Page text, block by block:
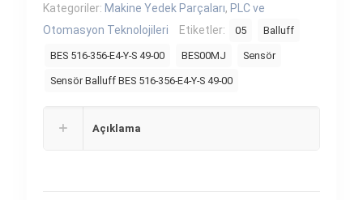
Kategoriler: Makine Yedek Parçaları, PLC ve
Otomasyon Teknolojileri
Etiketler: 05 Balluff
BES 516-356-E4-Y-S 49-00 BES00MJ Sensör
Sensör Balluff BES 516-356-E4-Y-S 49-00
Açıklama